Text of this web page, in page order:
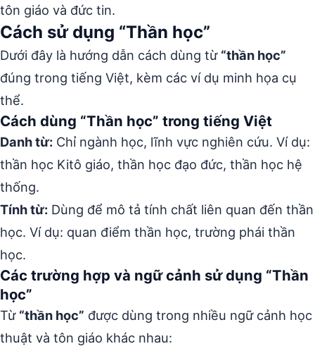
tôn giáo và đức tin.
Cách sử dụng “Thần học”
Dưới đây là hướng dẫn cách dùng từ “thần học”
đúng trong tiếng Việt, kèm các ví dụ minh họa cụ
thể.
Cách dùng “Thần học” trong tiếng Việt
Danh từ: Chỉ ngành học, lĩnh vực nghiên cứu. Ví dụ:
thần học Kitô giáo, thần học đạo đức, thần học hệ
thống.
Tính từ: Dùng để mô tả tính chất liên quan đến thần
học. Ví dụ: quan điểm thần học, trường phái thần
học.
Các trường hợp và ngữ cảnh sử dụng “Thần
học”
Từ “thần học” được dùng trong nhiều ngữ cảnh học
thuật và tôn giáo khác nhau: